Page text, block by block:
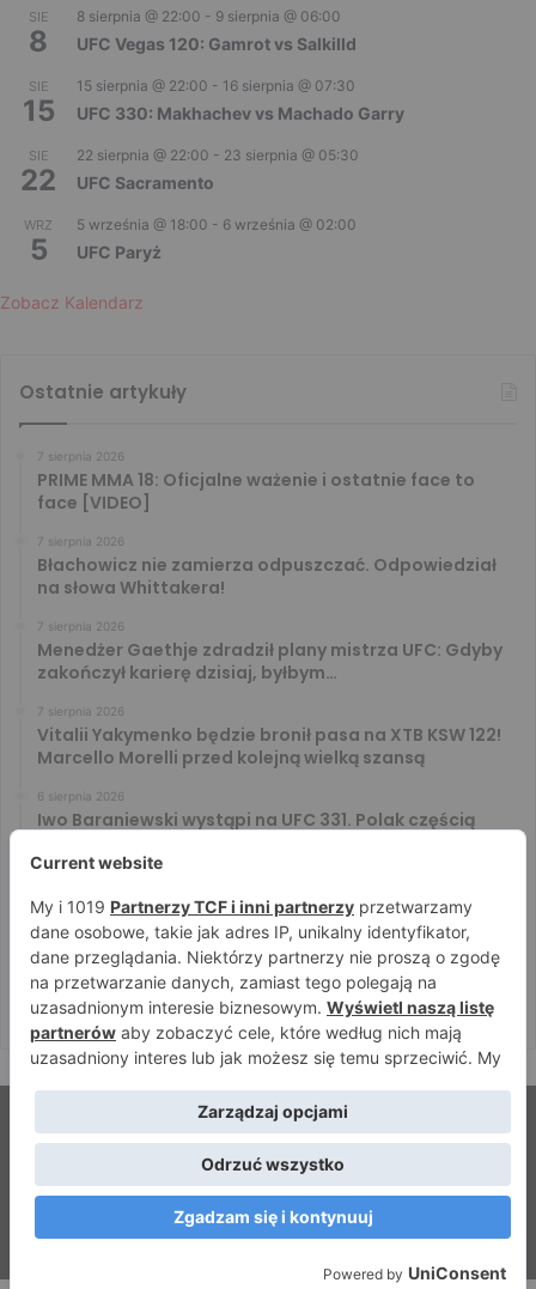
SIE
8
8 sierpnia @ 22:00 - 9 sierpnia @ 06:00
UFC Vegas 120: Gamrot vs Salkilld
SIE
15
15 sierpnia @ 22:00 - 16 sierpnia @ 07:30
UFC 330: Makhachev vs Machado Garry
SIE
22
22 sierpnia @ 22:00 - 23 sierpnia @ 05:30
UFC Sacramento
WRZ
5
5 września @ 18:00 - 6 września @ 02:00
UFC Paryż
Zobacz Kalendarz
Ostatnie artykuły
7 sierpnia 2026
PRIME MMA 18: Oficjalne ważenie i ostatnie face to
face [VIDEO]
7 sierpnia 2026
Błachowicz nie zamierza odpuszczać. Odpowiedział
na słowa Whittakera!
7 sierpnia 2026
Menedżer Gaethje zdradził plany mistrza UFC: Gdyby
zakończył karierę dzisiaj, byłbym…
7 sierpnia 2026
Vitalii Yakymenko będzie bronił pasa na XTB KSW 122!
Marcello Morelli przed kolejną wielką szansą
6 sierpnia 2026
Iwo Baraniewski wystąpi na UFC 331. Polak częścią
Don Kasjo poznał rywala na FAME 32. Bartosz Szachta
przeciwnikiem Króla
6 sierpnia 2026
Niepokonany Włodarczyk zawalczy o ranking! Na XTB
KSW 122 zmierzy się z Paivą
Home
Redakcja Kontakt
FacebookYouTube
RSS